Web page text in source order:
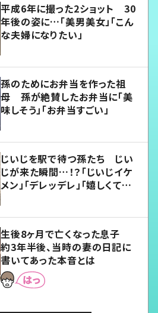
平成6年に撮った2ショット 30
年後の姿に…「美男美女」「こん
な夫婦になりたい」
孫のためにお弁当を作った祖
母 孫が絶賛したお弁当に「美
味しそう」「お弁当すごい」
じいじを駅で待つ孫たち じい
じが来た瞬間…！？「じいじイケ
メン」「デレッデレ」「嬉しくて可
生後8ヶ月で亡くなった息子
約3年半後、当時の妻の日記に
書いてあった本音とは